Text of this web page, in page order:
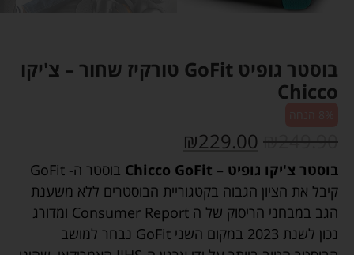
בוסטר גופיט GoFit טורקיז שחור – צ'יקו
Chicco
₪249.90
₪229.00
בוסטר צ'יקו גופיט – Chicco GoFit
בוסטר ה- GoFit
קיבל את הציון הגבוה בקטגוריית הבוסטרים ללא משענת
הגב במבחני הריסוק של ה Consumer Report ומדורג
נכון לשנת 2023 במקום השני GoFit נבחר למושב